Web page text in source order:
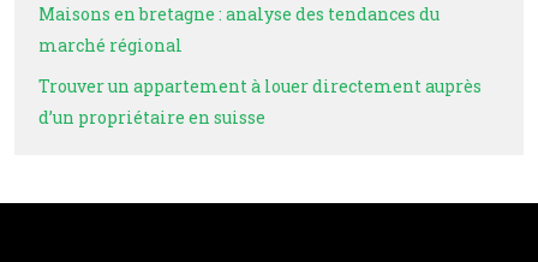
Maisons en bretagne : analyse des tendances du
marché régional
Trouver un appartement à louer directement auprès
d’un propriétaire en suisse